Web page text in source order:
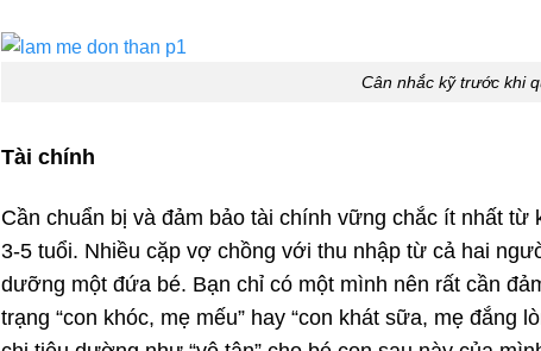
Cân nhắc kỹ trước khi
Tài chính
Cần chuẩn bị và đảm bảo tài chính vững chắc ít nhất
3-5 tuổi. Nhiều cặp vợ chồng với thu nhập từ cả hai
dưỡng một đứa bé. Bạn chỉ có một mình nên rất cần
trạng “con khóc, mẹ mếu” hay “con khát sữa, mẹ